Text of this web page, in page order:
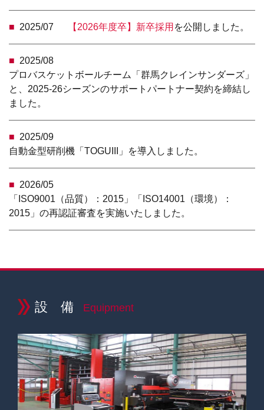
2025/07 【2026年度卒】新卒採用 を公開しました。
2025/08
プロバスケットボールチーム「群馬クレインサンダーズ」
と、2025-26シーズンのサポートパートナー契約を締結し
ました。
2025/09
自動金型研削機「TOGUIII」を導入しました。
2026/05
「ISO9001（品質）：2015」「ISO14001（環境）：
2015」の再認証審査を実施いたしました。
設 備 Equipment